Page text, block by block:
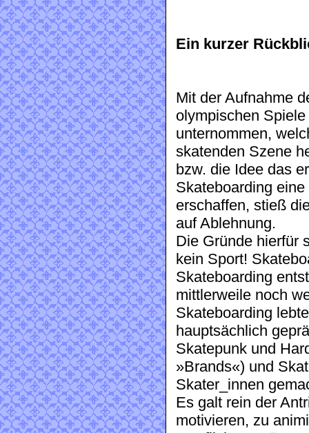
Ein kurzer
Mit der Aufnahme
olympischen
unternommen,
skatenden Szene
bzw. die Idee das
Skateboarding
erschaffen, stieß
auf Ablehnung.
Die Gründe hierfür
kein Sport!
Skateboarding
mittlerweile noch
Skateboarding
hauptsächlich
Skatepunk und
»Brands«) und
Skater_innen
Es galt rein der
motivieren, zu